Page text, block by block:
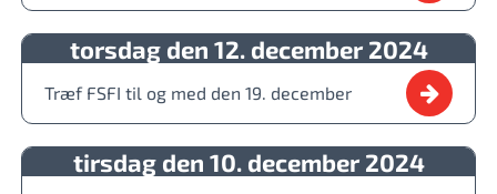
torsdag den 12. december 2024
Træf FSFI til og med den 19. december
tirsdag den 10. december 2024